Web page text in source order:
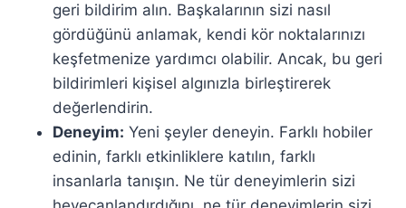
geri bildirim alın. Başkalarının sizi nasıl
gördüğünü anlamak, kendi kör noktalarınızı
keşfetmenize yardımcı olabilir. Ancak, bu geri
bildirimleri kişisel algınızla birleştirerek
değerlendirin.
Deneyim: Yeni şeyler deneyin. Farklı hobiler
edinin, farklı etkinliklere katılın, farklı
insanlarla tanışın. Ne tür deneyimlerin sizi